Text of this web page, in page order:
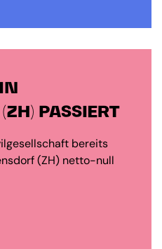
PASSIERT
bereits
(ZH) netto-null